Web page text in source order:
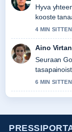
Hyva
kooste
4 MIN SITTEN
Aino
Seuraan
6 MIN SITTEN